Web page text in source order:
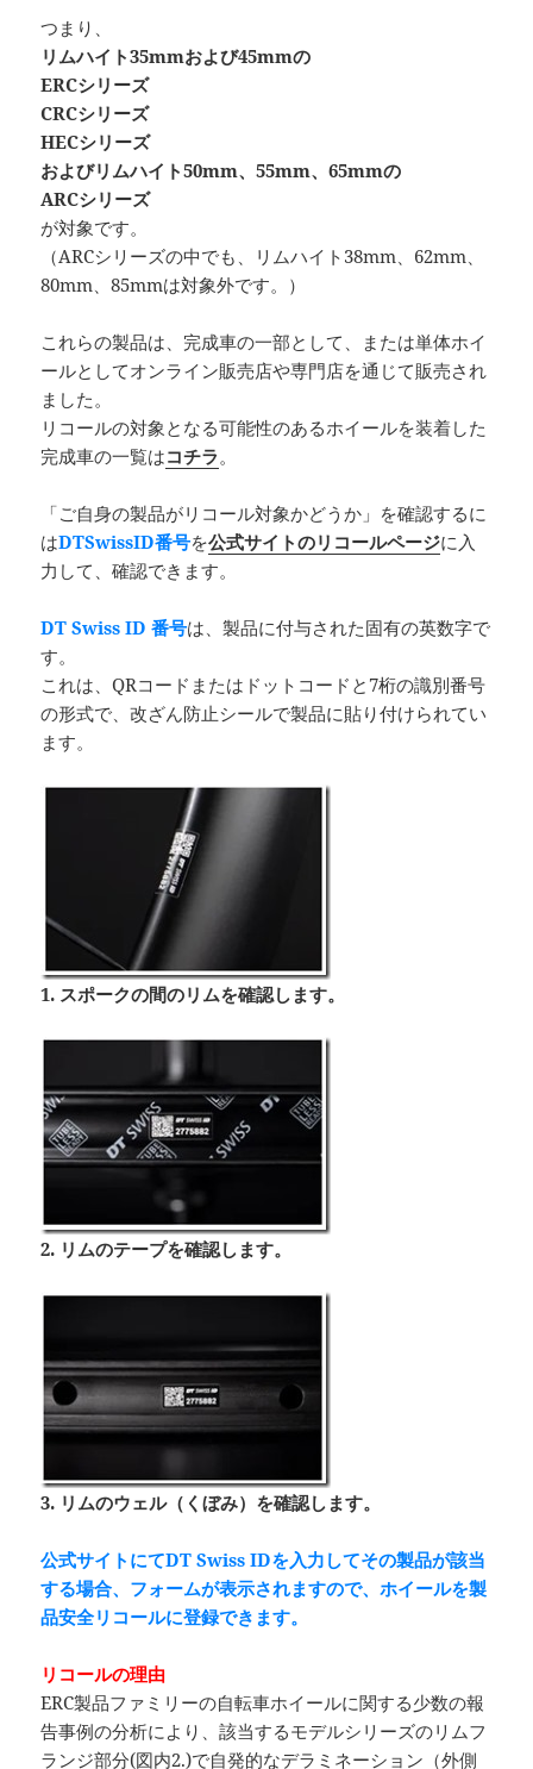
つまり、
リムハイト35mmおよび45mmの
ERCシリーズ
CRCシリーズ
HECシリーズ
およびリムハイト50mm、55mm、65mmの
ARCシリーズ
が対象です。
（ARCシリーズの中でも、リムハイト38mm、62mm、
80mm、85mmは対象外です。）
これらの製品は、完成車の一部として、または単体ホイ
ールとしてオンライン販売店や専門店を通じて販売され
ました。
リコールの対象となる可能性のあるホイールを装着した
完成車の一覧はコチラ。
「ご自身の製品がリコール対象かどうか」を確認するに
はDTSwissID番号を公式サイトのリコールページに入
力して、確認できます。
DT Swiss ID 番号は、製品に付与された固有の英数字で
す。
これは、QRコードまたはドットコードと7桁の識別番号
の形式で、改ざん防止シールで製品に貼り付けられてい
ます。
1. スポークの間のリムを確認します。
2. リムのテープを確認します。
3. リムのウェル（くぼみ）を確認します。
公式サイトにてDT Swiss IDを入力してその製品が該当
する場合、 フォームが表示されますので、ホイールを製
品安全リコールに登録できます。
リコールの理由
ERC製品ファミリーの自転車ホイールに関する少数の報
告事例の分析により、該当するモデルシリーズのリムフ
ランジ部分(図内2.)で自発的なデラミネーション（外側